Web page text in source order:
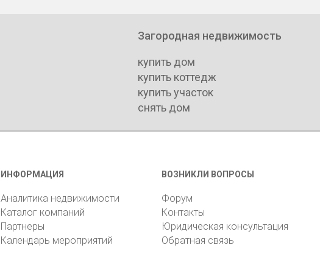
Загородная недвижимость
купить дом
купить коттедж
купить участок
снять дом
ИНФОРМАЦИЯ
Аналитика недвижимости
Каталог компаний
Партнеры
Календарь мероприятий
ВОЗНИКЛИ ВОПРОСЫ
Форум
Контакты
Юридическая консультация
Обратная связь